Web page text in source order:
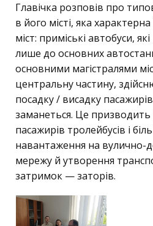
Главічка розповів про
в його місті, яка характерна
міст: приміські автобуси,
лише до основних
основними магістралями
центральну частину,
посадку / висадку
заманеться. Це призводить
пасажирів тролейбусів і
навантаження на
мережу й утворення
затримок — заторів.